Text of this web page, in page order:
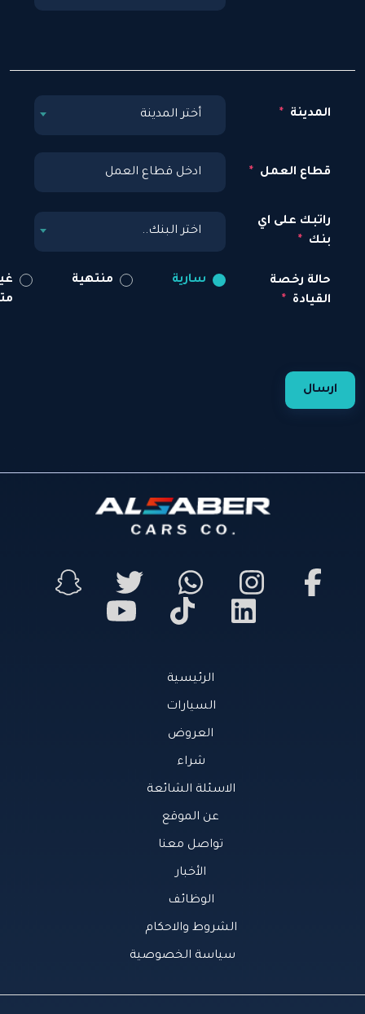
المدينة أختر المدينة
قطاع العمل
راتبك على اي
بنك
اختر البنك..
حالة رخصة
القيادة
سارية منتهية
غير
متاح
ارسال
الرئيسية
السيارات
العروض
شراء
الاسئلة الشائعة
عن الموقع
تواصل معنا
الأخبار
الوظائف
الشروط والاحكام
سياسة الخصوصية